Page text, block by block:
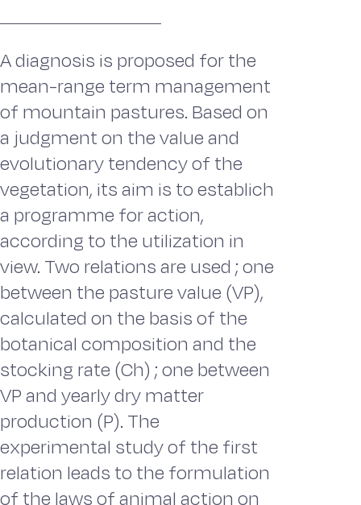
A diagnosis is proposed for the
mean-range term management
of mountain pastures. Based on
a judgment on the value and
evolutionary tendency of the
vegetation, its aim is to establich
a programme for action,
according to the utilization in
view. Two relations are used ; one
between the pasture value (VP),
calculated on the basis of the
botanical composition and the
stocking rate (Ch) ; one between
VP and yearly dry matter
production (P). The
experimental study of the first
relation leads to the formulation
of the laws of animal action on